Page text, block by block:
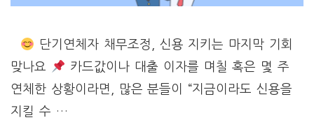
단기연체자 채무조정, 신용 지키는 마지막 기회
맞나요
카드값이나 대출 이자를 며칠 혹은 몇 주
연체한 상황이라면, 많은 분들이 “지금이라도 신용을
지킬 수 …